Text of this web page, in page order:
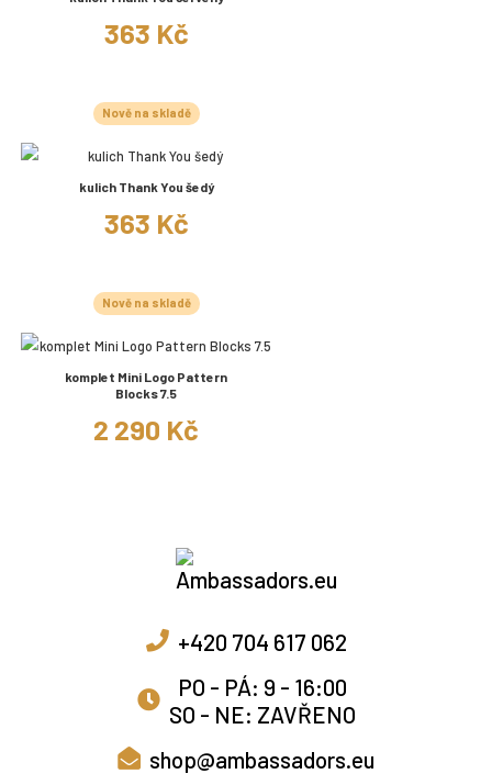
363 Kč
Nově na skladě
kulich Thank You šedý
363 Kč
Nově na skladě
komplet Mini Logo Pattern
Blocks 7.5
2 290 Kč
+420 704 617 062
PO - PÁ: 9 - 16:00
SO - NE: ZAVŘENO
shop@ambassadors.eu